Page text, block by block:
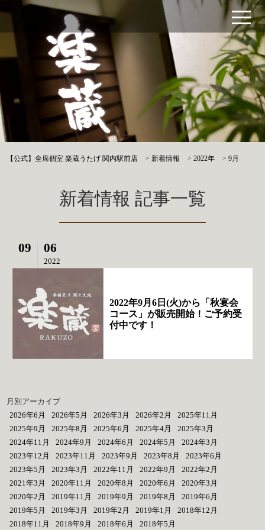
【公式】全席個室 楽蔵うたげ 関内駅前店 >新着情報 >2022年 >9月
新着情報 記事一覧
09 06
2022
2022年9月6日(火)から「秋宴会
コース」が販売開始！ご予約受
付中です！
月別アーカイブ
2026年6月
2026年5月 2026年3月 2026年2月
2025年11月
2025年9月
2025年8月 2025年6月 2025年4月
2025年3月
2024年11月
2024年9月 2024年6月 2024年5月
2024年3月
2023年12月
2023年11月 2023年9月 2023年8月
2023年6月
2023年5月
2023年3月 2022年11月 2022年9月
2022年2月
2021年3月
2020年11月 2020年8月 2020年6月
2020年3月
2020年2月
2019年11月 2019年9月 2019年8月
2019年6月
2019年5月
2019年3月 2019年2月 2019年1月
2018年12月
2018年11月
2018年9月 2018年6月 2018年5月